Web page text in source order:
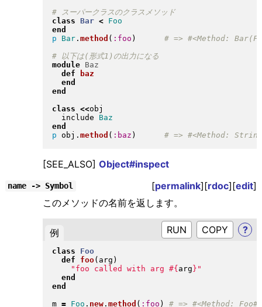
# スーパークラスのクラスメソッド
class Bar <
Foo
end
p
Bar. method ( :foo )
module
Baz
def
baz
end
end
class <<obj
  include
Baz
end
p obj . method ( :baz )
[SEE_ALSO] Object#inspect
name -> Symbol [permalink][rdoc][edit]
このメソッドの名前を返します。
例 RUN ?
class
Foo
def
foo( arg )
" foo called with arg #{ arg } "
end
end
m = Foo . new. method ( :foo )